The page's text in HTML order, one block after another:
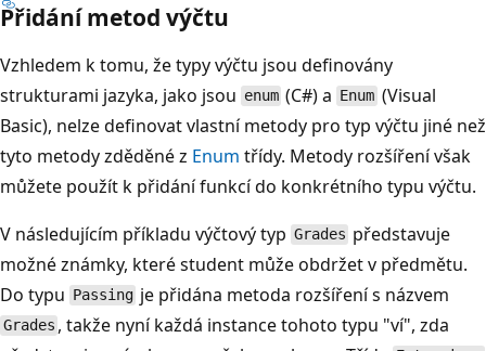
Přidání metod výčtu
Vzhledem k tomu, že typy výčtu jsou definovány
strukturami jazyka, jako jsou enum (C#) a Enum(Visual
Basic), nelze definovat vlastní metody pro typ výčtu jiné než
tyto metody zděděné z Enum třídy. Metody rozšíření však
můžete použít k přidání funkcí do konkrétního typu výčtu.
V následujícím příkladu výčtový typ Grades představuje
možné známky, které student může obdržet v předmětu.
Do typu Passing je přidána metoda rozšíření s názvem
Grades , takže nyní každá instance tohoto typu "ví", zda